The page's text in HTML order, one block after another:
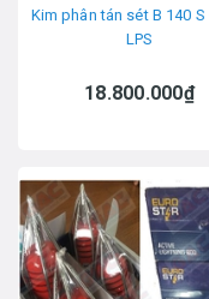
Kim phân tán sét B 140 S
LPS
18.800.000₫